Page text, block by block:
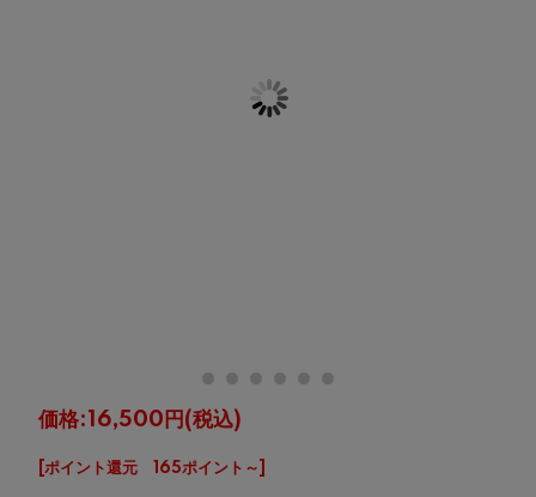
価格:16,500円 (税込)
[ポイント還元 165ポイント～]